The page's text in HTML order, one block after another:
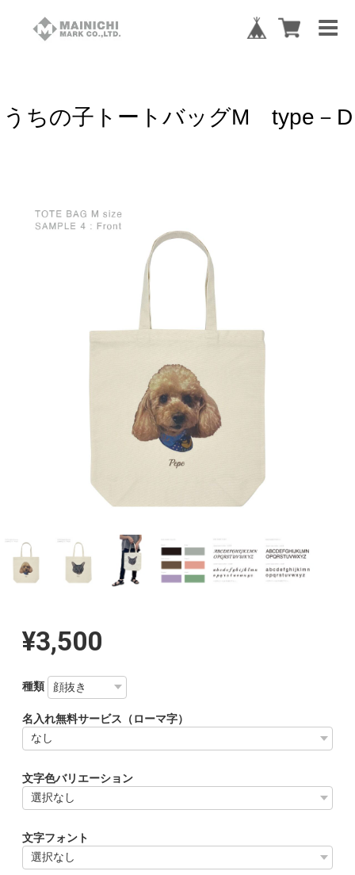
うちの子トートバッグM type－D
¥3,500
種類
名入れ無料サービス（ローマ字）
文字色バリエーション
文字フォント